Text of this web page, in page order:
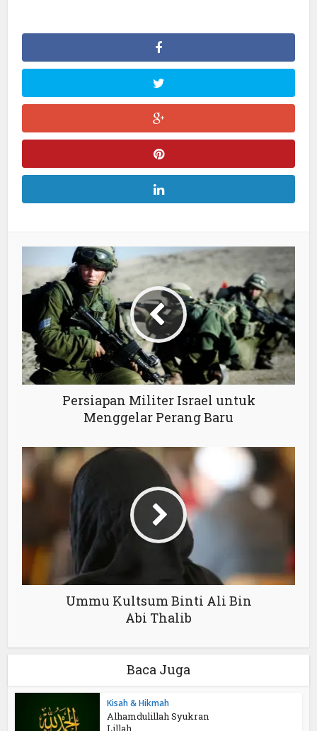
Persiapan Militer Israel untuk
Menggelar Perang Baru
Ummu Kultsum Binti Ali Bin
Abi Thalib
Baca Juga
Kisah & Hikmah
Alhamdulillah Syukran
Lillah